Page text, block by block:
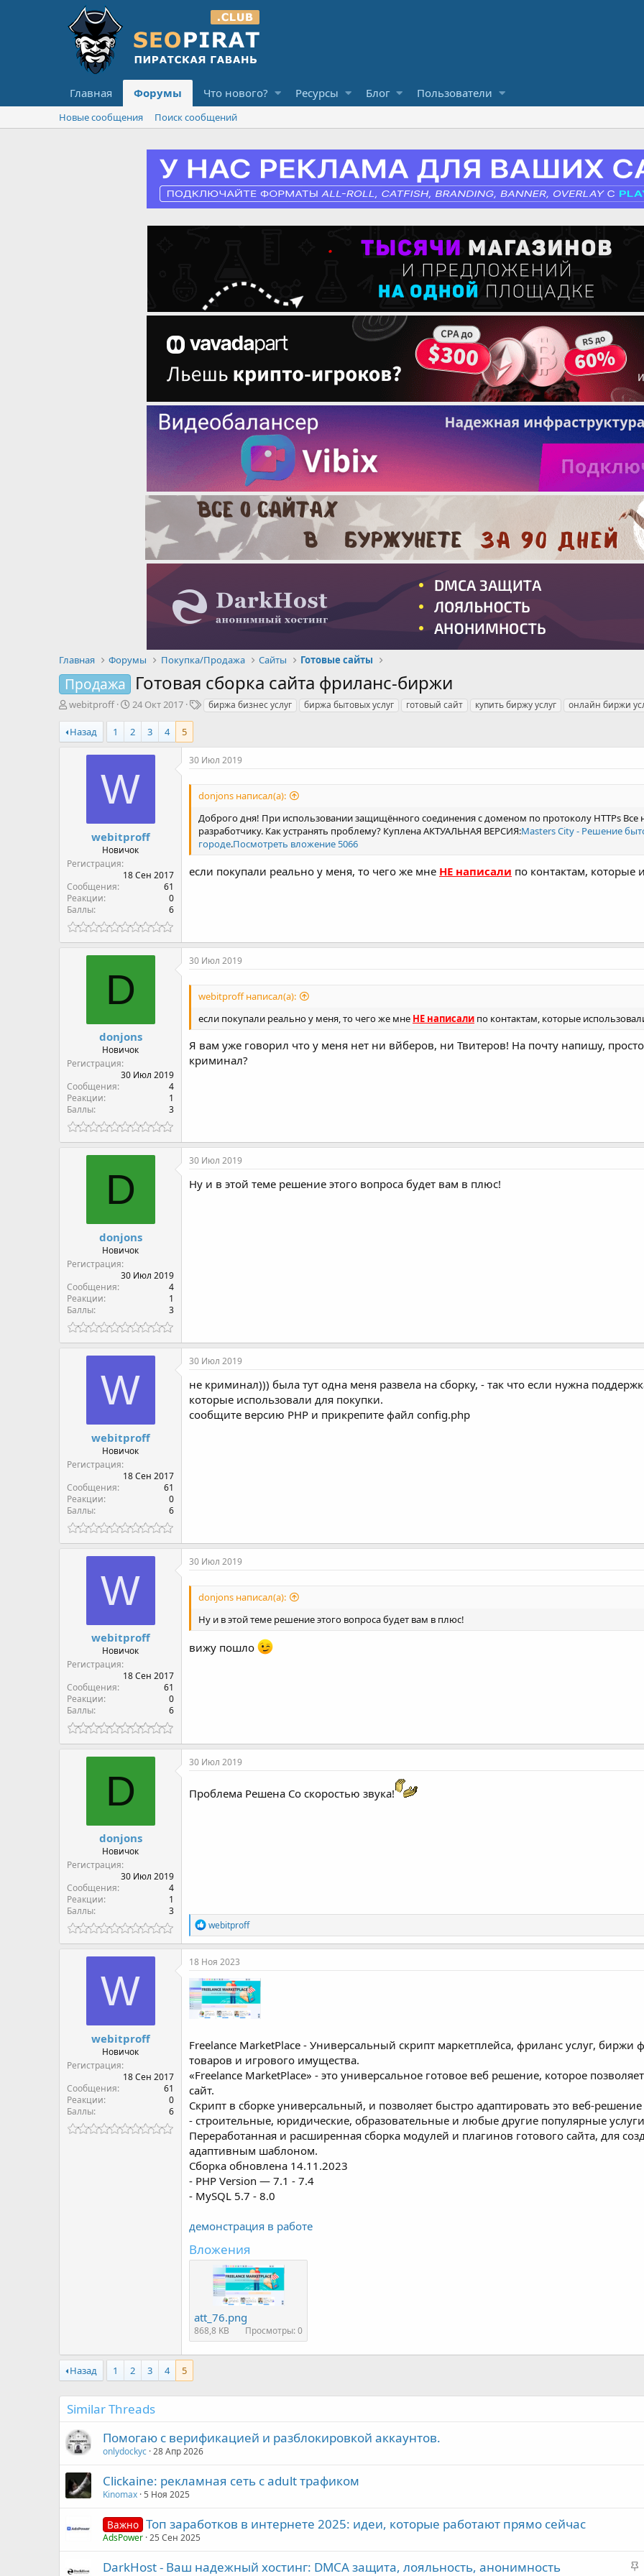
Главная Форумы Что нового? Ресурсы Блог Пользователи
Новые сообщения Поиск сообщений
Главная Форумы Покупка/Продажа Сайты Готовые сайты
Продажа Готовая сборка сайта фриланс-биржи
А
т
о
webitproff
Д
т
а
н
ч
а
л
24 Окт 2017
Тбиржа бизнес услуг биржа бытовых услуг готовый сайт купить биржу услуг онлайн биржи
Назад 1 2 3 4 5
W
webitproff
Новичок
Регистрация
18 Сен 2017
Сообщения
61
Реакции
0
Баллы
6
30 Июл 2019
donjons написал(а):
Доброго дня! При использовании защищённого соединения с доменом по протоколу HTTPs
разработчику. Как устранять проблему? Куплена АКТУАЛЬНАЯ ВЕРСИЯ:Masters City - Решение
городе.Посмотреть вложение 5066
если покупали реально у меня, то чего же мне НЕ написали по контактам, которые
D
donjons
Новичок
Регистрация
30 Июл 2019
Сообщения
4
Реакции
1
Баллы
3
30 Июл 2019
webitproff написал(а):
если покупали реально у меня, то чего же мне НЕ написали по контактам, которые
Я вам уже говорил что у меня нет ни вйберов, ни Твитеров! На почту напишу,
криминал?
D
donjons
Новичок
Регистрация
30 Июл 2019
Сообщения
4
Реакции
1
Баллы
3
30 Июл 2019
Ну и в этой теме решение этого вопроса будет вам в плюс!
W
webitproff
Новичок
Регистрация
18 Сен 2017
Сообщения
61
Реакции
0
Баллы
6
30 Июл 2019
не криминал))) была тут одна меня развела на сборку, - так что если нужна
которые использовали для покупки.
сообщите версию PHP и прикрепите файл config.php
W
webitproff
Новичок
Регистрация
18 Сен 2017
Сообщения
61
Реакции
0
Баллы
6
30 Июл 2019
donjons написал(а):
Ну и в этой теме решение этого вопроса будет вам в плюс!
вижу пошло
D
donjons
Новичок
Регистрация
30 Июл 2019
Сообщения
4
Реакции
1
Баллы
3
30 Июл 2019
Проблема Решена Со скоростью звука!
Р
е
а
к
и
и
:
webitproff
W
webitproff
Новичок
Регистрация
18 Сен 2017
Сообщения
61
Реакции
0
Баллы
6
18 Ноя 2023
Freelance MarketPlace - Универсальный скрипт маркетплейса, фриланс услуг,
товаров и игрового имущества.
«Freelance MarketPlace» - это универсальное готовое веб решение, которое
сайт.
Скрипт в сборке универсальный, и позволяет быстро адаптировать это веб-
- строительные, юридические, образовательные и любые другие популярные
Переработанная и расширенная сборка модулей и плагинов готового сайта, для
адаптивным шаблоном.
Сборка обновлена 14.11.2023
- PHP Version — 7.1 - 7.4
- MySQL 5.7 - 8.0
демонстрация в работе
Вложения
att_76.png
868,8 KB Просмотры: 0
Назад 1 2 3 4 5
Similar Threads
Помогаю с верификацией и разблокировкой аккаунтов.
onlydockyc 28 Апр 2026
Clickaine: рекламная сеть с adult трафиком
Kinomax 5 Ноя 2025
Важно Топ заработков в интернете 2025: идеи, которые работают прямо сейчас
AdsPower 25 Сен 2025
З
DarkHost - Ваш надежный хостинг: DMCA защита, лояльность, анонимность